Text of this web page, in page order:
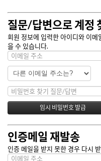
질문/답변으로 계정
회원 정보에 입력한 아이디와 이
을 수 있습니다.
인증메일 재발송
인증 메일을 받지 못한 경우 다시